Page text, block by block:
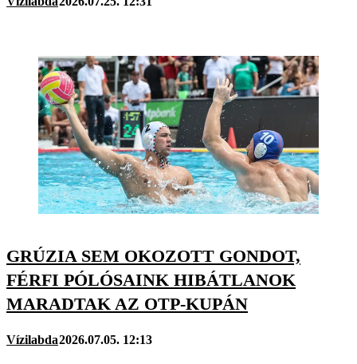
GRÚZIA SEM OKOZOTT GONDOT,
FÉRFI PÓLÓSAINK HIBÁTLANOK
MARADTAK AZ OTP-KUPÁN
Vízilabda2026.07.05. 12:13